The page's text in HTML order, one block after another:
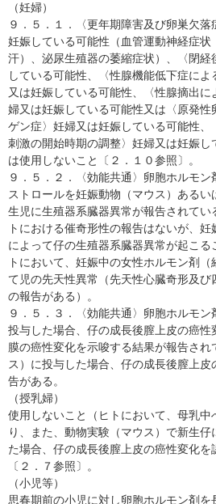
（妊婦）
９．５．１．〈更年期障害及び卵巣欠
妊娠している可能性（血管運動神経症状
汗）、泌尿生殖器の萎縮症状）、〈閉
している可能性、〈性腺機能低下症に
又は妊娠している可能性、〈性腺摘出
婦又は妊娠している可能性又は〈原発性
ゲン症〉妊婦又は妊娠している可能性、
刺激の開始時期の調整〉妊婦又は妊娠し
は使用しないこと〔２．１０参照〕。
９．５．２．〈効能共通〉卵胞ホルモ
ストロールを妊娠動物（マウス）あるい
生児に生殖器系臓器異常が報告されてい
トにおける催奇形性の報告はないが、
によって仔の生殖器系臓器異常が起こる
トにおいて、妊娠中の女性ホルモン剤
て児の先天性異常（先天性心臓奇形及
の報告がある）。
９．５．３．〈効能共通〉卵胞ホルモ
投与した場合、仔の成長後膣上皮の癌性
膜の癌性変化を示唆する結果が報告され
ス）に投与した場合、仔の成長後膣上
告がある。
（授乳婦）
使用しないこと（ヒトにおいて、母乳中
り、また、動物実験（マウス）で新生
た場合、仔の成長後膣上皮の癌性変化を
〔２．７参照〕。
（小児等）
思春期前の小児に対し卵胞ホルモン剤を